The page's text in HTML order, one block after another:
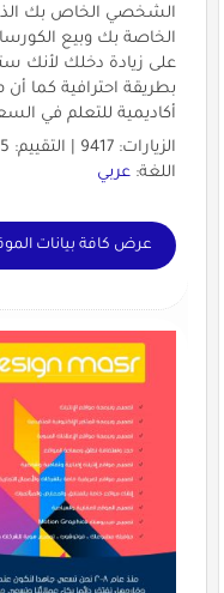
الشخصي الخاص بك الذي
الخاصة بك وبيع
على زيادة دخلك لأنك
بطريقة احترافية كما
أكاديمية للتعلم في
الزيارات: 9417 | التقييم: 5 | المقيّمين: 2 | الدولة:
اللغة: عربي
عرض كافة بيانات